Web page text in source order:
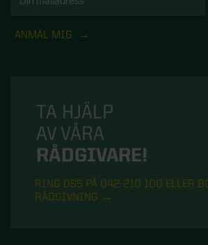
ANMÄL MIG
TA HJÄLP
AV VÅRA
RÅDGIVARE!
RING OSS PÅ 042-210 100 ELLER
RÅDGIVNING